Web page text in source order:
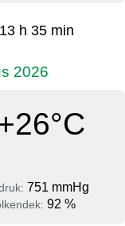
13 h 35 min
2026
751 mmHg
92 %